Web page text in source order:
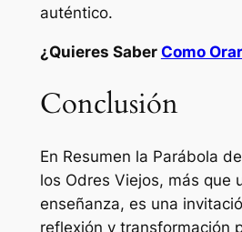
auténtico.
¿Quieres Saber Como
Conclusión
En Resumen la Parábola
los Odres Viejos, más que
enseñanza, es una
reflexión y transformación